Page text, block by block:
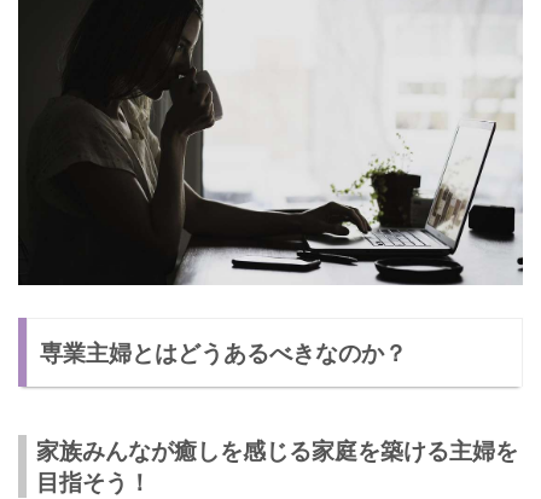
専業主婦とはどうあるべきなのか？
家族みんなが癒しを感じる家庭を築ける主婦を
目指そう！